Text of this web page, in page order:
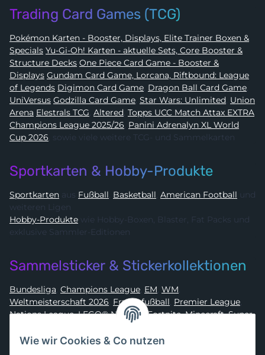
Trading Card Games (TCG)
Pokémon Karten - Booster, Displays, Elite Trainer Boxen &
Specials Yu-Gi-Oh! Karten - aktuelle Sets, Core Booster &
Structure Decks One Piece Card Game - Booster &
Displays Gundam Card Game, Lorcana, Riftbound: League
of Legends
Digimon Card Game, Dragon Ball Card Game,
UniVersus
Godzilla Card Game, Star Wars: Unlimited, Union
Arena
Elestrals TCG, Altered, Topps UCC Match Attax EXTRA
Champions League 2025/26, Panini Adrenalyn XL World
Cup 2026, sowie viele weitere TCG- und Sammelkarten
Sportkarten & Hobby-Produkte
Sportkarten aus Fußball, Basketball, American Football und
weiteren Ligen
Hobby-Produkte
exklusive Sammler-Editionen
Sammelsticker & Stickerkollektionen
Bundesliga, Champions League, EM, WM,
Weltmeisterschaft 2026, Frauenfußball, Premier League,
Nations League, LEGO® Ninjago Fortnite,Minecraft,Super
Asterix
Wie wir Cookies & Co nutzen